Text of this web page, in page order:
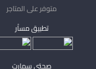
متوفر على المتاجر
تطبيق مساْر
صحتي سمارت